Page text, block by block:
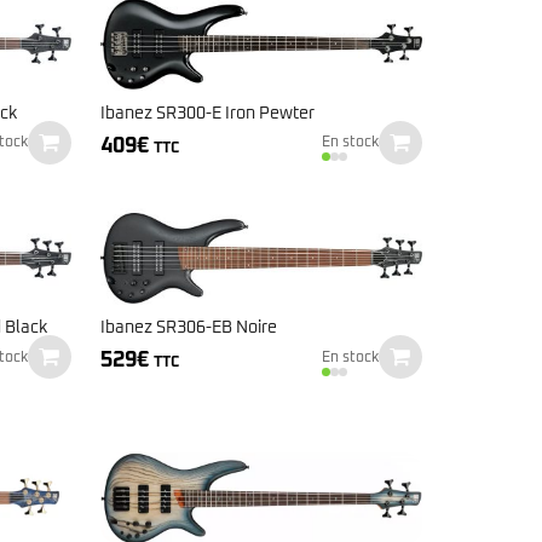
Ibanez SR300-E Iron Pewter
409€ TTC En stock
Black Ibanez SR306-EB Noire
529€ TTC En stock